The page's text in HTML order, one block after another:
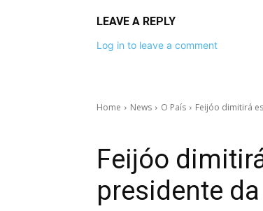
LEAVE A REPLY
Log in to leave a comment